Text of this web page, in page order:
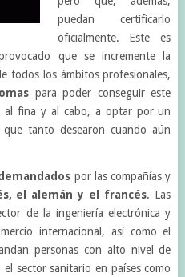
puedan certificarlo
oficialmente. Este es
que se incremente la
todos los ámbitos profesionales,
para poder conseguir este
al fina y al cabo, a optar por un
tanto desearon cuando aún
por las compañías y
el alemán y el francés. Las
de la ingeniería electrónica y
internacional, así como el
personas con alto nivel de
sector sanitario en países como